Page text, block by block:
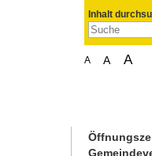
Inhalt
A A A